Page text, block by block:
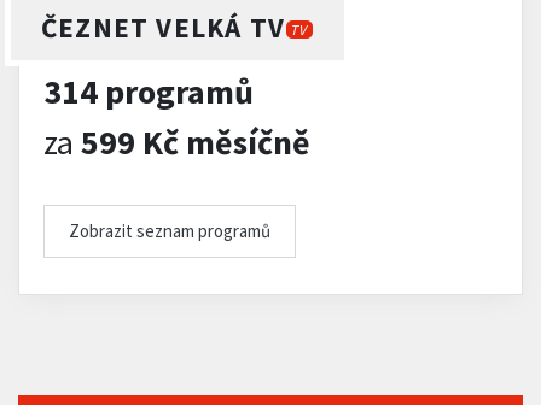
ČEZNET VELKÁ TV TV
314 programů
za 599 Kč měsíčně
Zobrazit seznam programů